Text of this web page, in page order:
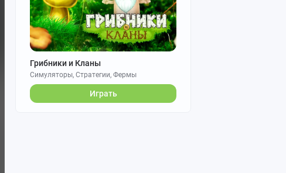
Грибники и Кланы
Симуляторы, Стратегии, Фермы
Играть